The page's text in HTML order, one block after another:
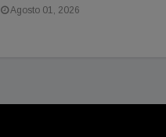
Agosto 01, 2026